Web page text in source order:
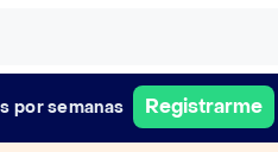
por semanas Registrarme